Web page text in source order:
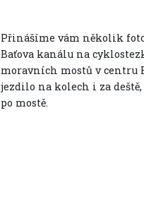
Přinášíme vám několik
Baťova kanálu na
moravních mostů v centru
jezdilo na kolech i za
po mostě.